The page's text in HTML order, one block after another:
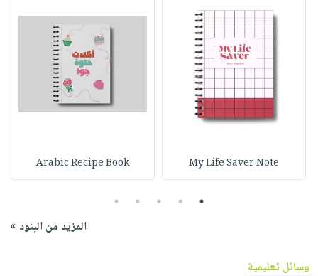
My Life Saver Note
Arabic Recipe Book
1
2
3
4
5
المزيد من البنود »
وسائل تعليمية